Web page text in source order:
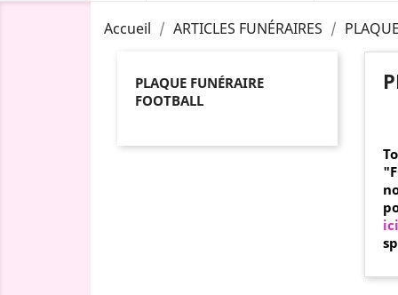
Accueil ARTICLES FUNÉRAIRES
PLAQUE FUNÉRAIRE
FOOTBALL
ici